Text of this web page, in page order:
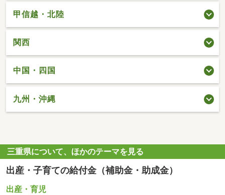
甲信越・北陸
関西
中国・四国
九州・沖縄
三重県について、ほかのテーマを見る
出産・子育ての給付金（補助金・助成金）
出産・育児